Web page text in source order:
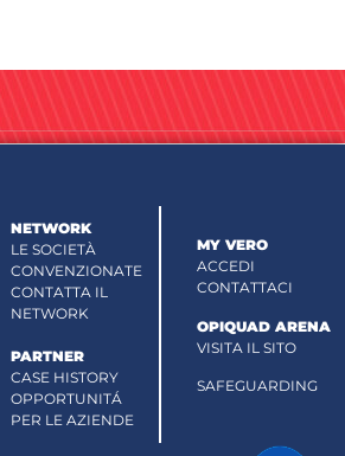
NETWORK
LE SOCIETÀ
CONVENZIONATE
CONTATTA IL
NETWORK
PARTNER
CASE HISTORY
OPPORTUNITÁ
PER LE AZIENDE
MY VERO
ACCEDI
CONTATTACI
OPIQUAD ARENA
VISITA IL SITO
SAFEGUARDING